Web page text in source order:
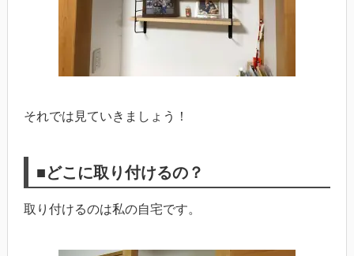
それでは見ていきましょう！
■どこに取り付けるの？
取り付けるのは私の自宅です。